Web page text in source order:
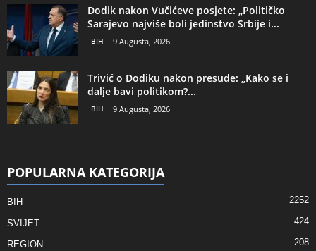
Dodik nakon Vučićeve posjete: „Političko
Sarajevo najviše boli jedinstvo Srbije i...
BIH 9 Augusta, 2026
Trivić o Dodiku nakon presude: „Kako se i
dalje bavi politikom?...
BIH 9 Augusta, 2026
POPULARNA KATEGORIJA
BIH 2252
SVIJET 424
REGION 208